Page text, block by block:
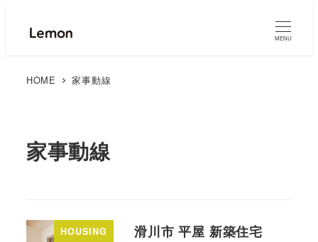
MENU
HOME 家事動線
家事動線
HOUSING 滑川市 平屋 新築住宅